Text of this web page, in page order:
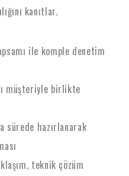
kanıtlar.
ile komple denetim
müşteriyle birlikte
sürede hazırlanarak
teknik çözüm